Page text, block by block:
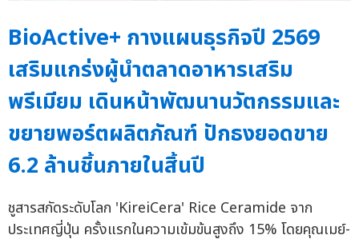
BioActive+ กางแผนธุรกิจปี 2569
เสริมแกร่งผู้นำตลาดอาหารเสริม
พรีเมียม เดินหน้าพัฒนานวัตกรรมและ
ขยายพอร์ตผลิตภัณฑ์ ปักธงยอดขาย
6.2 ล้านชิ้นภายในสิ้นปี
ชูสารสกัดระดับโลก 'KireiCera' Rice Ceramide จาก
ประเทศญี่ปุ่น ครั้งแรกในความเข้มข้นสูงถึง 15% โดยคุณเมย์-